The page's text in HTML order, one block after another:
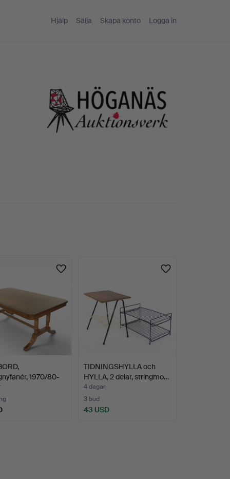
Hjälp Sälja Skapa konto Logga in
1970/80-
TIDNINGSHYLLA och
HYLLA, 2 delar, stringmo…
4 dagar
3 bud
43 USD